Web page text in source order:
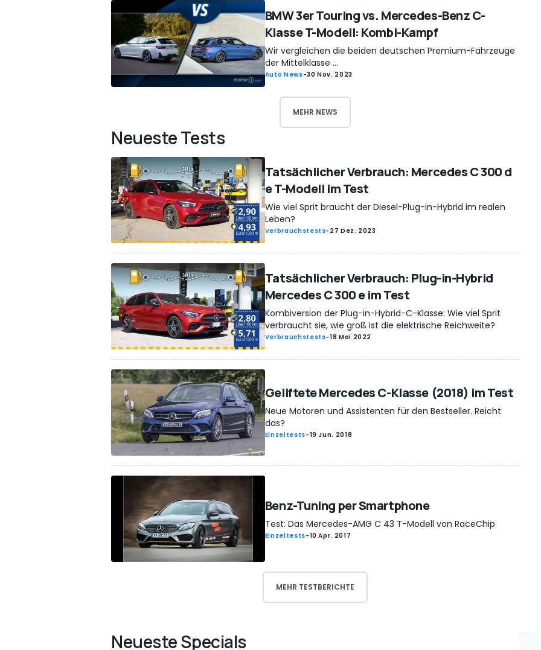
BMW 3er Touring vs. Mercedes-Benz C-
Klasse T-Modell: Kombi-Kampf
Wir vergleichen die beiden deutschen Premium-Fahrzeuge
der Mittelklasse ...
Auto News-30 Nov. 2023
MEHR NEWS
Neueste Tests
Tatsächlicher Verbrauch: Mercedes C 300 d
e T-Modell im Test
Wie viel Sprit braucht der Diesel-Plug-in-Hybrid im realen
Leben?
Verbrauchstests- 27 Dez. 2023
Tatsächlicher Verbrauch: Plug-in-Hybrid
Mercedes C 300 e im Test
Kombiversion der Plug-in-Hybrid-C-Klasse: Wie viel Sprit
verbraucht sie, wie groß ist die elektrische Reichweite?
Verbrauchstests-18 Mai 2022
Geliftete Mercedes C-Klasse (2018) im Test
Neue Motoren und Assistenten für den Bestseller. Reicht
das?
Einzeltests-19 Jun. 2018
Benz-Tuning per Smartphone
Test: Das Mercedes-AMG C 43 T-Modell von RaceChip
Einzeltests-10 Apr. 2017
MEHR TESTBERICHTE
Neueste Specials